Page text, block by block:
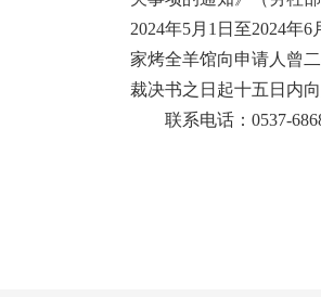
2024年5月1日至2024年
家烤全羊馆向申请人曾
裁决书之日起十五日内
联系电话：0537-